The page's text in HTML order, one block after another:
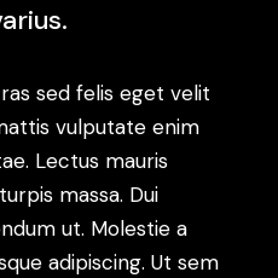
sed felis eget velit
vulputate enim
Lectus mauris
massa. Dui
ut. Molestie a
adipiscing. Ut sem